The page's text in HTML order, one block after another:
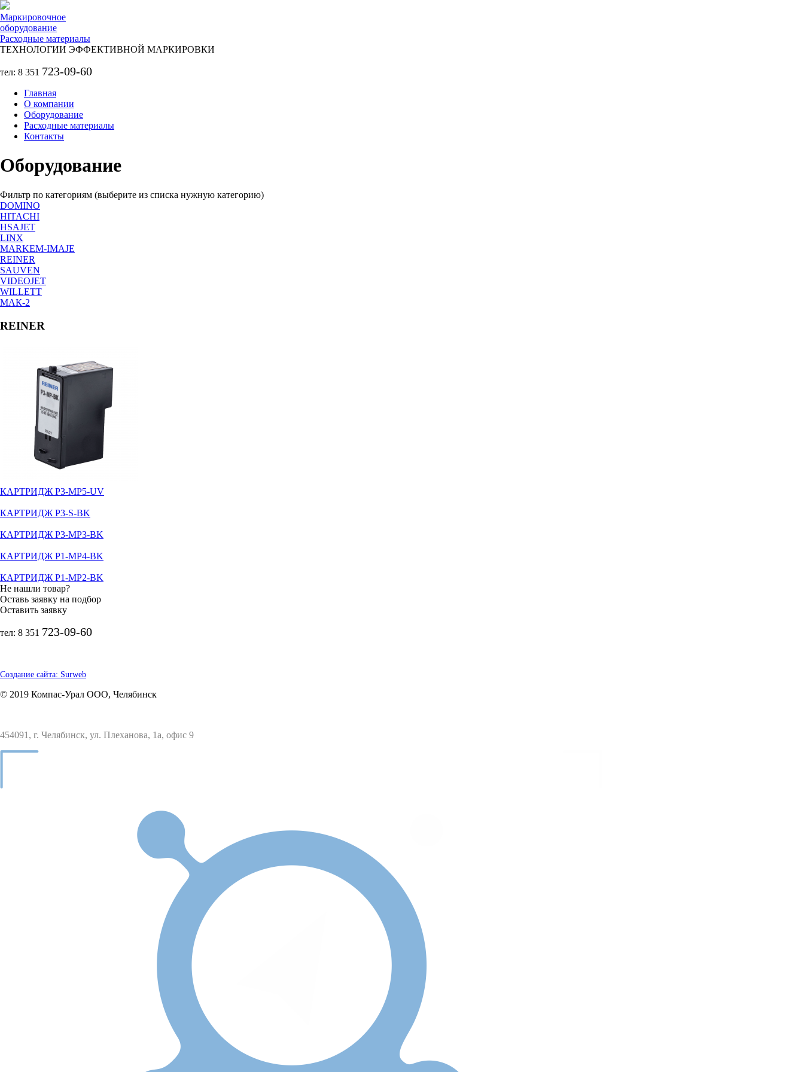
Перейти к основному содержанию
Маркировочное
оборудование
Расходные материалы
ТЕХНОЛОГИИ ЭФФЕКТИВНОЙ МАРКИРОВКИ
тел: 8 351 723-09-60
Главная
О компании
Оборудование
Расходные материалы
Контакты
Оборудование
Фильтр по категориям (выберите из списка нужную категорию)
DOMINO
HITACHI
HSAJET
LINX
MARKEM-IMAJE
REINER
SAUVEN
VIDEOJET
WILLETT
МАК-2
REINER
КАРТРИДЖ P3-MP5-UV
КАРТРИДЖ P3-S-BK
КАРТРИДЖ P3-MP3-BK
КАРТРИДЖ P1-MP4-BK
КАРТРИДЖ P1-MP2-BK
Не нашли товар?
Оставь заявку на подбор
Оставить заявку
тел: 8 351 723-09-60
Создание сайта: Surweb
© 2019 Компас-Урал ООО, Челябинск
454091, г. Челябинск, ул. Плеханова, 1а, офис 9